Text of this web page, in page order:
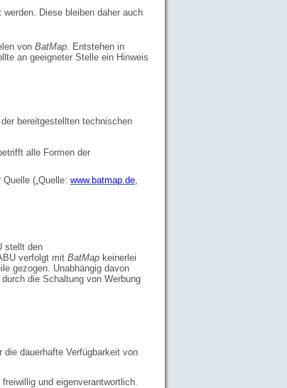
Diese bleiben daher auch
von BatMap. Entstehen in
an geeigneter Stelle ein Hinweis
bereitgestellten technischen
alle Formen der
(„Quelle: www.batmap.de,
stellt den
verfolgt mit BatMap keinerlei
gezogen. Unabhängig davon
die Schaltung von Werbung
dauerhafte Verfügbarkeit von
und eigenverantwortlich.